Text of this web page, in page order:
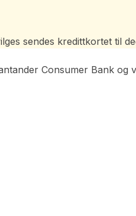
sendes kredittkortet til
Consumer Bank og